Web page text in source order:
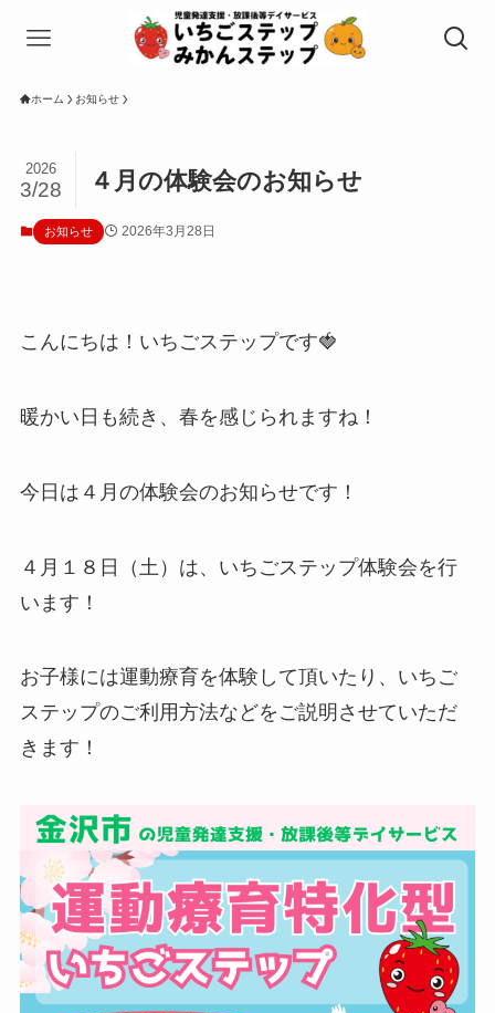
ホーム お知らせ
４月の体験会のお知らせ
2026
3/28
お知らせ 2026年3月28日
こんにちは！いちごステップです🍓
暖かい日も続き、春を感じられますね！
今日は４月の体験会のお知らせです！
４月１８日（土）は、いちごステップ体験会を行
います！
お子様には運動療育を体験して頂いたり、いちご
ステップのご利用方法などをご説明させていただ
きます！